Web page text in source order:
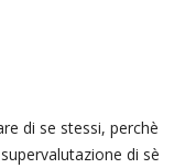
di se stessi, perchè
di sè